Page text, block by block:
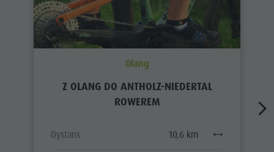
Olang
Z OLANG DO ANTHOLZ-NIEDERTAL
ROWEREM
Dystans 10,6 km